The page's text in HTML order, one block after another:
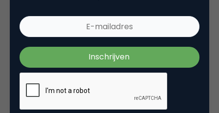
motor dan is er nu deelektrische fiets. Benieuwd of
het merk Harley-Davidson deze uitbreiding
succesvol kan doorvoeren.